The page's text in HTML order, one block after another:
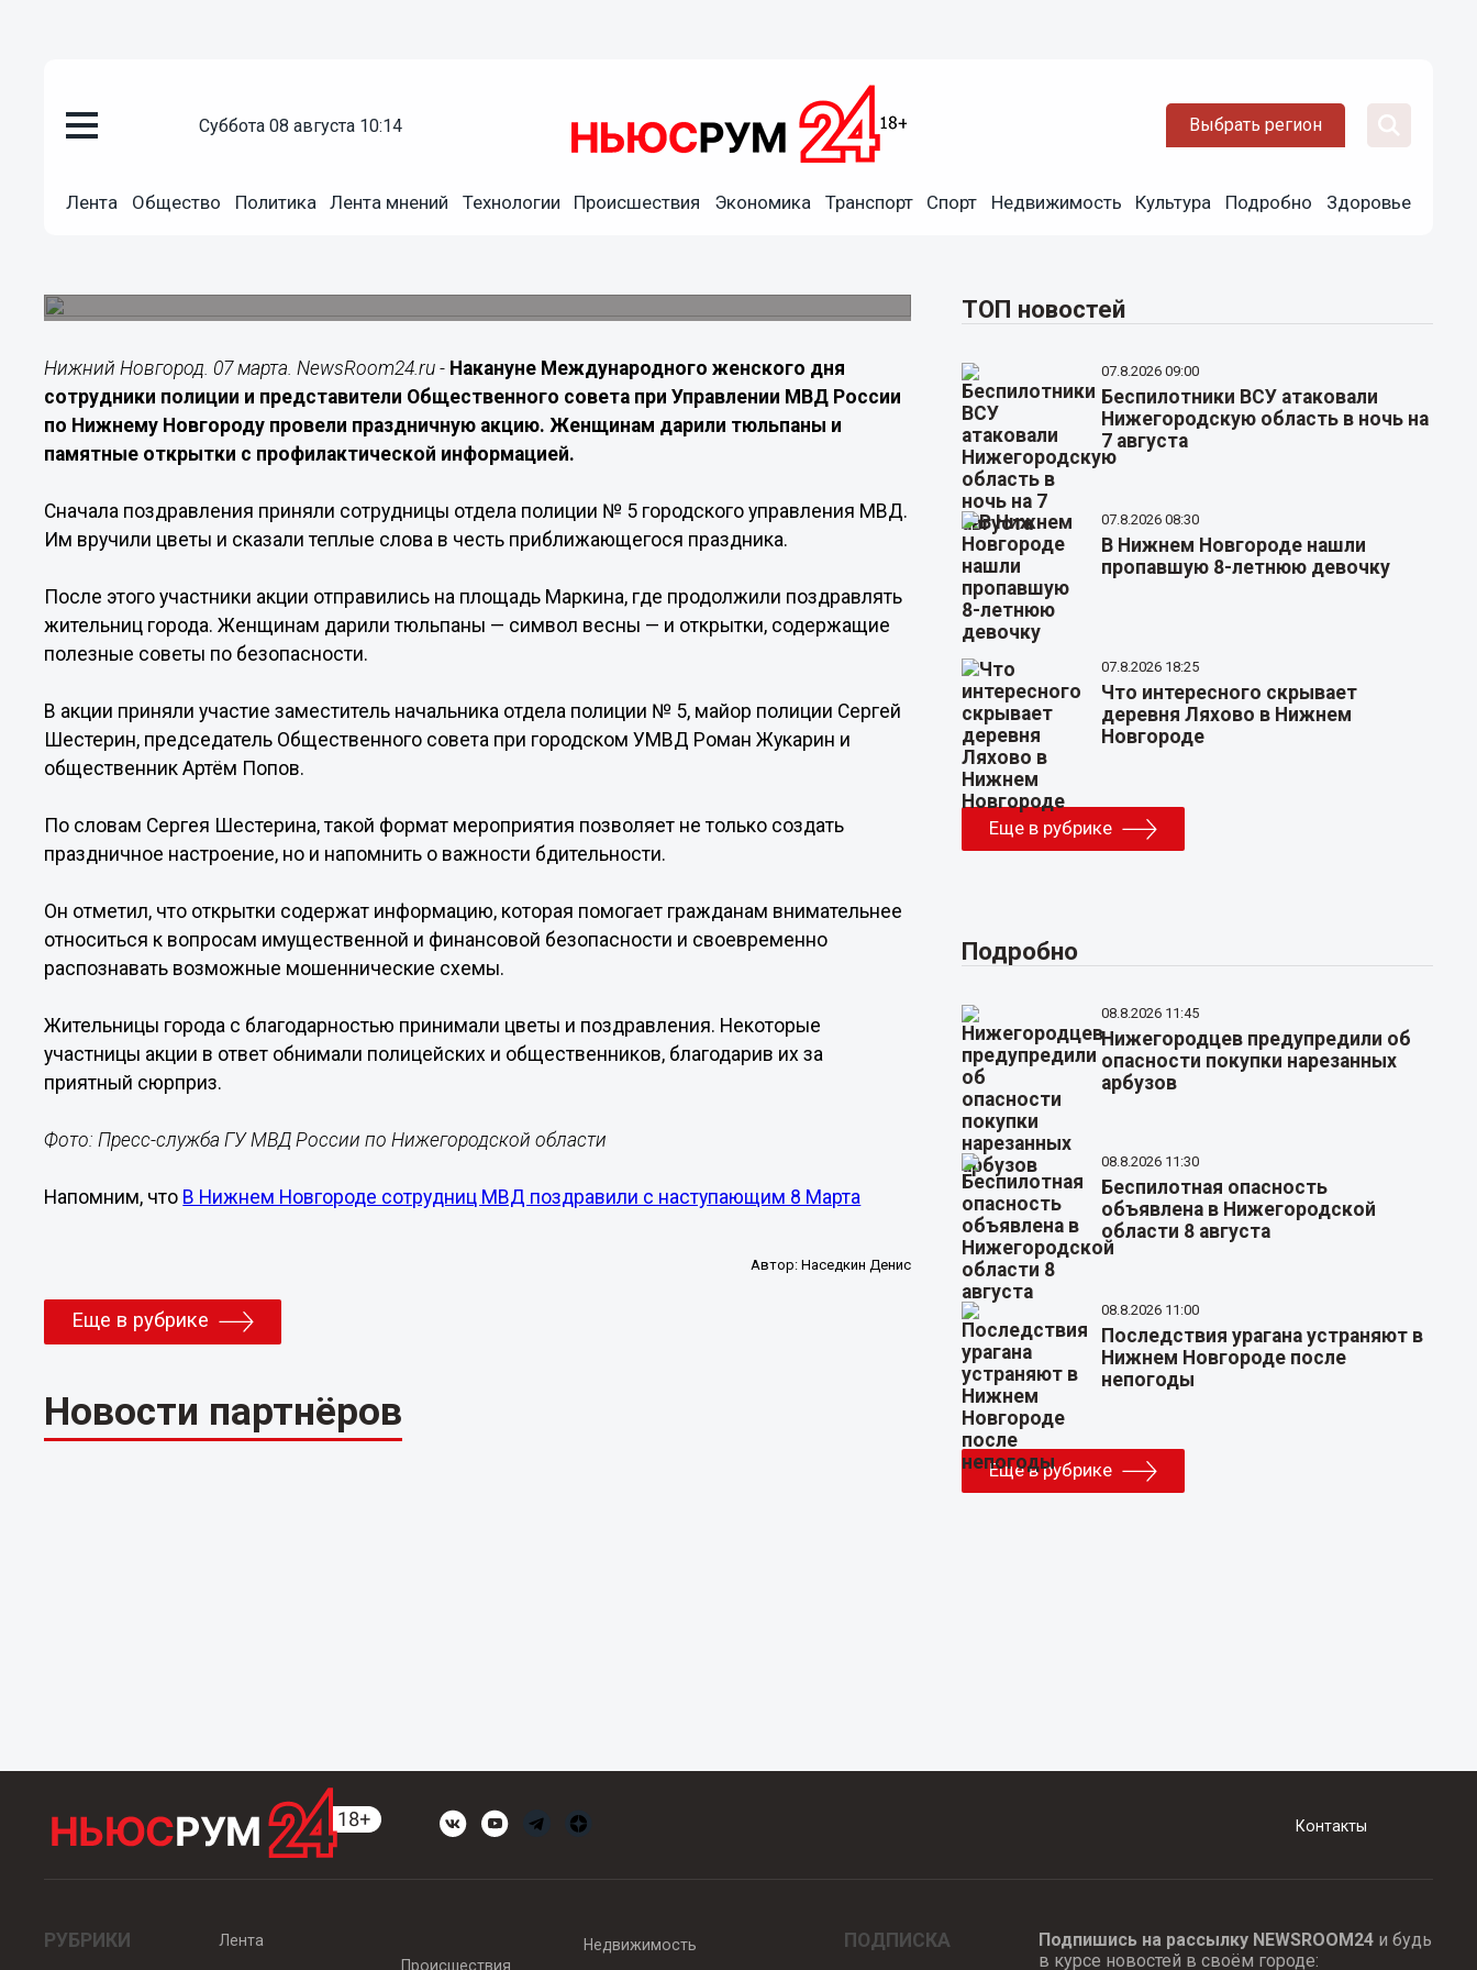
суббота 08 августа 10:14 Выбрать регион
Лента Общество Политика Лента мнений Технологии Происшествия Экономика Транспорт Спорт Недвижимость Культура Подробно Здоровье
Полицейские поздравили нижегородок с 8 Марта цветами и
Нижний Новгород. 07 марта. NewsRoom24.ru - Накануне Международного женского дня
сотрудники полиции и представители Общественного совета при Управлении МВД России
по Нижнему Новгороду провели праздничную акцию. Женщинам дарили тюльпаны и
памятные открытки с профилактической информацией.
Сначала поздравления приняли сотрудницы отдела полиции № 5 городского управления МВД.
Им вручили цветы и сказали теплые слова в честь приближающегося праздника.
После этого участники акции отправились на площадь Маркина, где продолжили поздравлять
жительниц города. Женщинам дарили тюльпаны — символ весны — и открытки, содержащие
полезные советы по безопасности.
В акции приняли участие заместитель начальника отдела полиции № 5, майор полиции Сергей
Шестерин, председатель Общественного совета при городском УМВД Роман Жукарин и
общественник Артём Попов.
По словам Сергея Шестерина, такой формат мероприятия позволяет не только создать
праздничное настроение, но и напомнить о важности бдительности.
Он отметил, что открытки содержат информацию, которая помогает гражданам внимательнее
относиться к вопросам имущественной и финансовой безопасности и своевременно
распознавать возможные мошеннические схемы.
Жительницы города с благодарностью принимали цветы и поздравления. Некоторые
участницы акции в ответ обнимали полицейских и общественников, благодарив их за
приятный сюрприз.
Фото: Пресс-служба ГУ МВД России по Нижегородской области
Напомним, что В Нижнем Новгороде сотрудниц МВД поздравили с наступающим 8 Марта
Автор: Наседкин Денис
Еще в рубрике
Новости партнёров
ТОП новостей
07.8.2026 09:00
Беспилотники ВСУ атаковали
Нижегородскую область в ночь на
7 августа
07.8.2026 08:30
В Нижнем Новгороде нашли
пропавшую 8-летнюю девочку
07.8.2026 18:25
Что интересного скрывает
деревня Ляхово в Нижнем
Новгороде
Еще в рубрике
Подробно
08.8.2026 11:45
Нижегородцев предупредили об
опасности покупки нарезанных
арбузов
08.8.2026 11:30
Беспилотная опасность
объявлена в Нижегородской
области 8 августа
08.8.2026 11:00
Последствия урагана устраняют в
Нижнем Новгороде после
непогоды
Еще в рубрике
Контакты
РУБРИКИ
Лента
Происшествия
Недвижимость ПОДПИСКА Подпишись на рассылку NEWSROOM24и будь
в курсе новостей в своём городе: